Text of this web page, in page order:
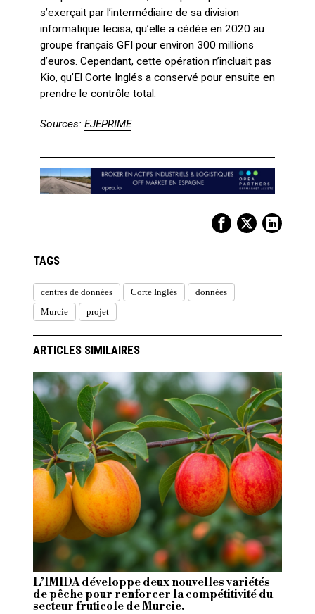
s’exerçait par l’intermédiaire de sa division
informatique Iecisa, qu’elle a cédée en 2020 au
groupe français GFI pour environ 300 millions
d’euros. Cependant, cette opération n’incluait pas
Kio, qu’El Corte Inglés a conservé pour ensuite en
prendre le contrôle total.
Sources: EJEPRIME
TAGS
centres de données Corte Inglés
données
Murcie
projet
ARTICLES SIMILAIRES
L’IMIDA développe deux nouvelles variétés
de pêche pour renforcer la compétitivité du
secteur fruticole de Murcie.